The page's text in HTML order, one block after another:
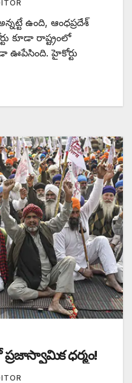
ఉంది, ఆంధప్రదేశ్‌
కూడా రాష్ట్రంలో
ఊపేసింది. హైకోర్టు
ధర్మం!